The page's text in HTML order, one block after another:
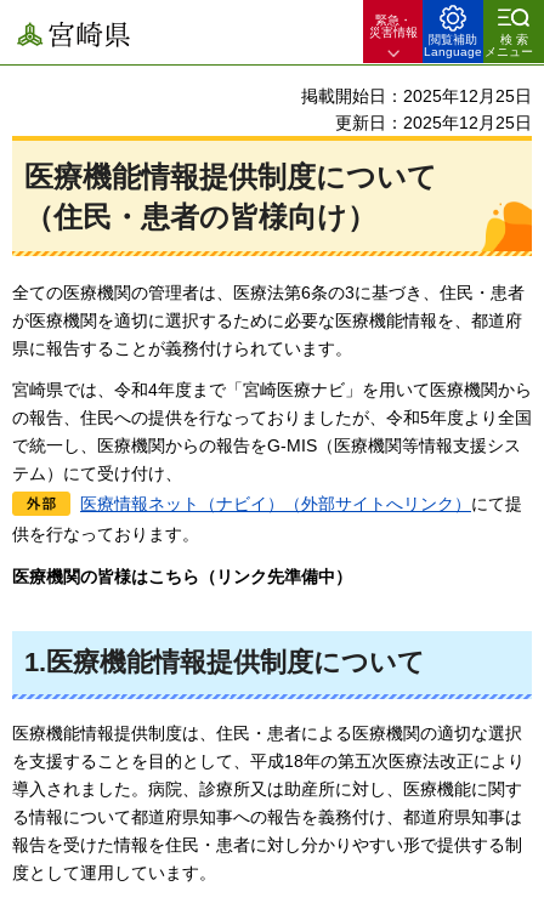
宮崎県
緊急・
災害情報
閲覧補助
Language
検索
メニュー
掲載開始日：2025年12月25日
更新日：2025年12月25日
医療機能情報提供制度について
（住民・患者の皆様向け）
全ての医療機関の管理者は、医療法第6条の3に基づき、住民・患者
が医療機関を適切に選択するために必要な医療機能情報を、都道府
県に報告することが義務付けられています。
宮崎県では、令和4年度まで「宮崎医療ナビ」を用いて医療機関から
の報告、住民への提供を行なっておりましたが、令和5年度より全国
で統一し、医療機関からの報告をG-MIS（医療機関等情報支援シス
テム）にて受け付け、
医療情報ネット（ナビイ）（外部サイトへリンク） にて提
供を行なっております。
医療機関の皆様はこちら（リンク先準備中）
1.医療機能情報提供制度について
医療機能情報提供制度は、住民・患者による医療機関の適切な選択
を支援することを目的として、平成18年の第五次医療法改正により
導入されました。病院、診療所又は助産所に対し、医療機能に関す
る情報について都道府県知事への報告を義務付け、都道府県知事は
報告を受けた情報を住民・患者に対し分かりやすい形で提供する制
度として運用しています。